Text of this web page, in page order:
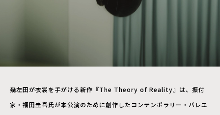
幾左田が衣裳を手がける新作『The Theory of Reality』は、振付
家・福田圭吾氏が本公演のために創作したコンテンポラリー・バレエ